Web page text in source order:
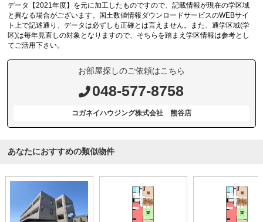
データ【2021年度】を元に加工したものですので、記載情報が現在の学区域
と異なる場合がございます。国土数値情報ダウンロードサービスのWEBサイ
ト上で記述通り、データは必ずしも正確とは言えません。また、通学区域(学
区)は毎年見直しの対象となりますので、そちらを踏まえ学区情報は参考とし
てご活用下さい。
お部屋探しのご依頼はこちら
048-577-8758
コガネイハウジング株式会社 熊谷店
あなたにおすすめの類似物件